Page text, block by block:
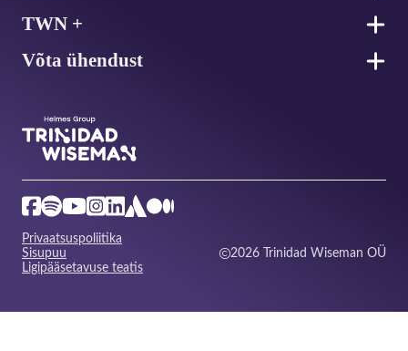
TWN +
Võta ühendust
Privaatsuspoliitika
Sisupuu
Ligipääsetavuse teatis
2026 Trinidad Wiseman OÜ